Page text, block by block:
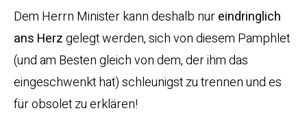
Dem Herrn Minister kann deshalb nureindringlich
ans Herzgelegt werden, sich von diesem Pamphlet
(und am Besten gleich von dem, der ihm das
eingeschwenkt hat) schleunigst zu trennen und es
für obsolet zu erklären!